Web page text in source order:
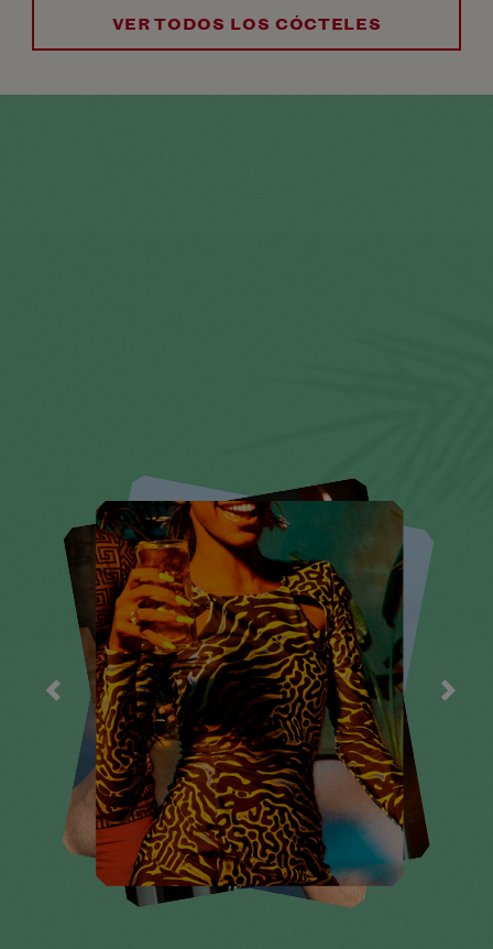
VER TODOS LOS CÓCTELES